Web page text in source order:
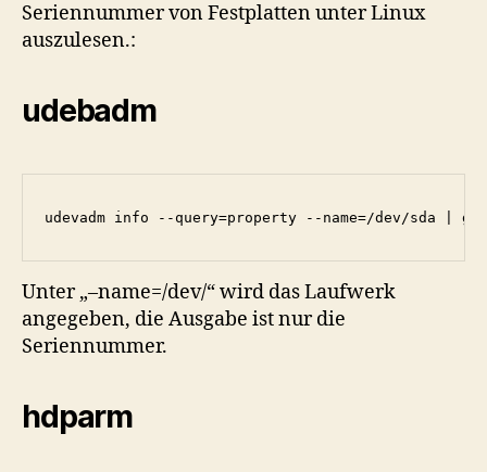
Seriennummer von Festplatten unter Linux
auszulesen.:
udebadm
udevadm info --query=property --name=/dev/sda | grep
Unter „–name=/dev/“ wird das Laufwerk
angegeben, die Ausgabe ist nur die
Seriennummer.
hdparm